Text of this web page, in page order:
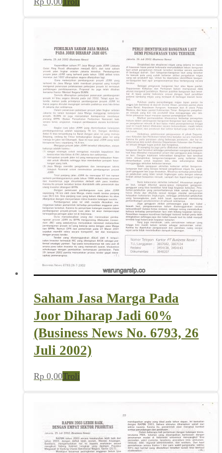
Saham Jasa Marga Pada
Joor Diharap Jadi 60%
(Business News No. 6793, 26
Juli 2002)
Rp 0,00Troli